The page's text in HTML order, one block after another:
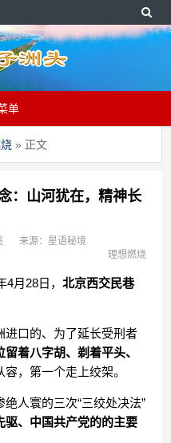
单
» 正文
：山河犹在，精神长
来源：星语秘境
理想燃烧
月28日，北京西交民巷
口的、为了延长受刑者
留着八字胡、剃着平头、
容，第一个走上绞架。
人寰的三次“三绞处决法”
驱、中国共产党的的主要